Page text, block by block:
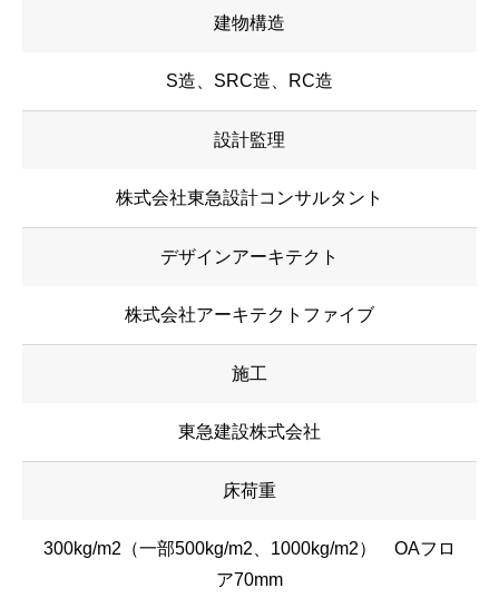
建物構造
S造、SRC造、RC造
設計監理
株式会社東急設計コンサルタント
デザインアーキテクト
株式会社アーキテクトファイブ
施工
東急建設株式会社
床荷重
300kg/m2（一部500kg/m2、1000kg/m2） OAフロ
ア70mm